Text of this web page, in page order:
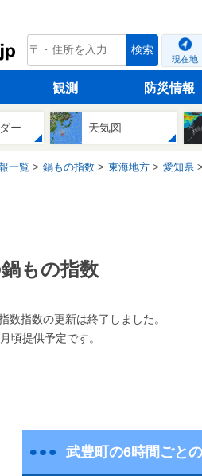
tenki.jp 検索
現在地
観測 防災情報
ー 天気図
一覧 鍋もの指数 東海地方 愛知県
もの指数
数指数の更新は終了しました。
頃提供予定です。
武豊町の6時間ごと